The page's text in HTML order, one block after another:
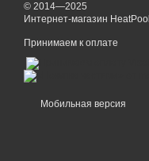
© 2014—2025
Интернет-магазин HeatPool
Принимаем к оплате
Мобильная версия